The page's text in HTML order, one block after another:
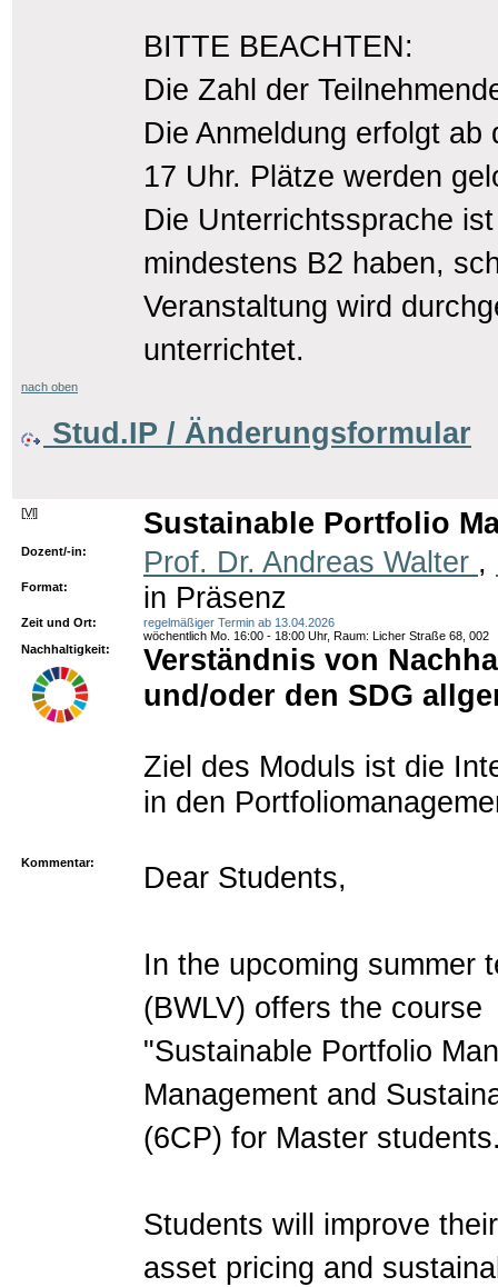
BITTE BEACHTEN:
Die Zahl der
Die Anmeldung erfolgt
17 Uhr. Plätze werden
Die Unterrichtssprache
mindestens B2 haben,
Veranstaltung wird
unterrichtet.
nach oben
Stud.IP / Änderungsformular
[Vl] Sustainable Portfolio
Dozent/-in: Prof. Dr. Andreas Walter ,
Format: in Präsenz
Zeit und Ort:
regelmäßiger Termin ab 13.04.2026
wöchentlich Mo. 16:00 - 18:00 Uhr, Raum: Licher Straße 68, 002
Nachhaltigkeit:
Verständnis von
und/oder den SDG
Ziel des Moduls ist die
in den
Kommentar: Dear Students,
In the upcoming summer
(BWLV) offers the course
"Sustainable Portfolio
Management and
(6CP) for Master
Students will improve
asset pricing and